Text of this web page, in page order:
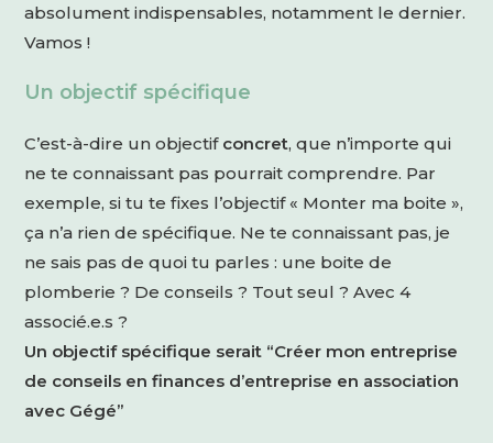
absolument indispensables, notamment le dernier.
Vamos !
Un objectif spécifique
C’est-à-dire un objectif concret, que n’importe qui
ne te connaissant pas pourrait comprendre. Par
exemple, si tu te fixes l’objectif « Monter ma boite »,
ça n’a rien de spécifique. Ne te connaissant pas, je
ne sais pas de quoi tu parles : une boite de
plomberie ? De conseils ? Tout seul ? Avec 4
associé.e.s ?
Un objectif spécifique serait “Créer mon entreprise
de conseils en finances d’entreprise en association
avec Gégé”